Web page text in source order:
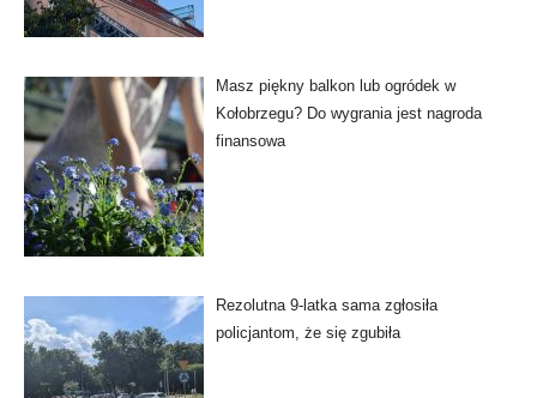
Masz piękny balkon lub ogródek w
Kołobrzegu? Do wygrania jest nagroda
finansowa
Rezolutna 9-latka sama zgłosiła
policjantom, że się zgubiła